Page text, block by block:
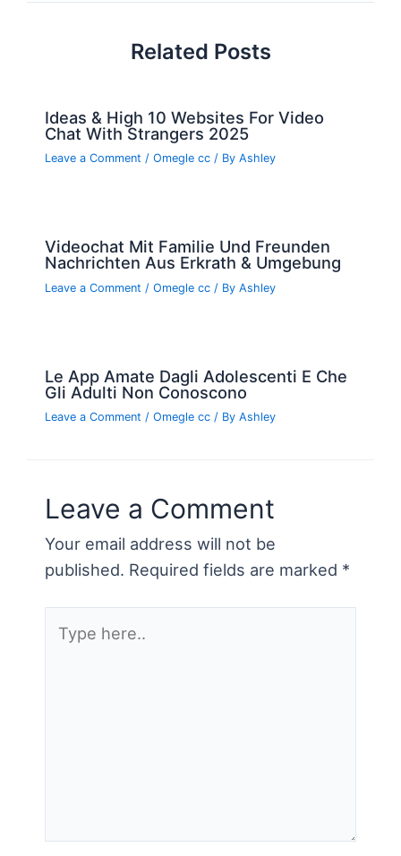
Related Posts
Ideas & High 10 Websites For Video
Chat With Strangers 2025
Leave a Comment / Omegle cc / By Ashley
Videochat Mit Familie Und Freunden
Nachrichten Aus Erkrath & Umgebung
Leave a Comment / Omegle cc / By Ashley
Le App Amate Dagli Adolescenti E Che
Gli Adulti Non Conoscono
Leave a Comment / Omegle cc / By Ashley
Leave a Comment
Your email address will not be
published. Required fields are marked *
here..